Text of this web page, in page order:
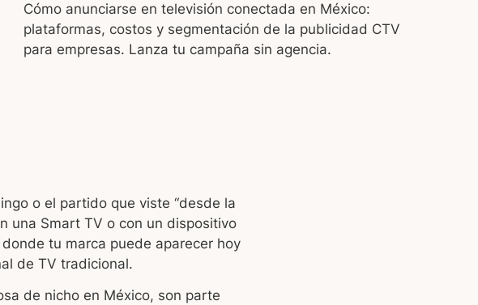
Cómo anunciarse en televisión conectada en México:
plataformas, costos y segmentación de la publicidad CTV
para empresas. Lanza tu campaña sin agencia.
o el partido que viste “desde la
una Smart TV o con un dispositivo
tu marca puede aparecer hoy
de TV tradicional.
de nicho en México, son parte